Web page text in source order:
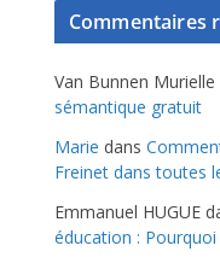
Commentaires
Van Bunnen Murielle
sémantique gratuit
Marie dans
Freinet dans toutes
Emmanuel HUGUE
éducation :